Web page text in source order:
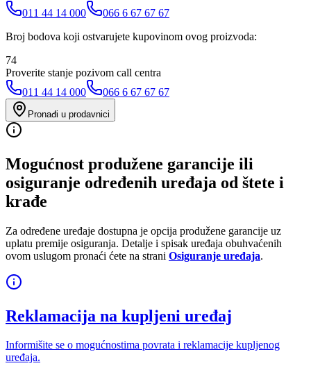
011 44 14 000
066 6 67 67 67
Broj bodova koji ostvarujete kupovinom ovog proizvoda:
74
Proverite stanje pozivom call centra
011 44 14 000
066 6 67 67 67
Pronađi u prodavnici
Mogućnost produžene garancije ili
osiguranje određenih uređaja od štete i
krađe
Za određene uređaje dostupna je opcija produžene garancije uz
uplatu premije osiguranja. Detalje i spisak uređaja obuhvaćenih
ovom uslugom pronaći ćete na strani Osiguranje uređaja.
Reklamacija na kupljeni uređaj
Informišite se o mogućnostima povrata i reklamacije kupljenog
uređaja.